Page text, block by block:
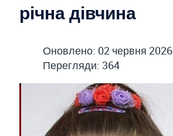
річна дівчина
Оновлено: 02 червня 2026
Перегляди: 364